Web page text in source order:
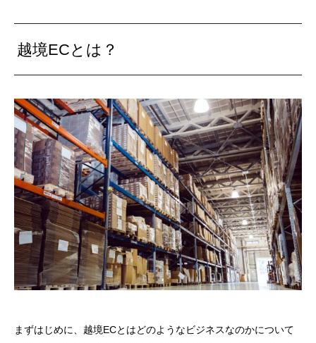
越境ECとは？
まずはじめに、越境ECとはどのようなビジネスなのかについて